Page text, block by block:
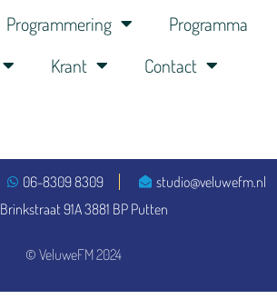
Programmering
Programma
Krant Contact
© VeluweFM 2024
06-8309 8309
studio@veluwefm.nl
Brinkstraat 91A 3881 BP Putten